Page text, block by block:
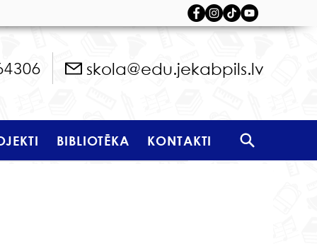
skola@edu.jekabpils.lv
BIBLIOTĒKA KONTAKTI